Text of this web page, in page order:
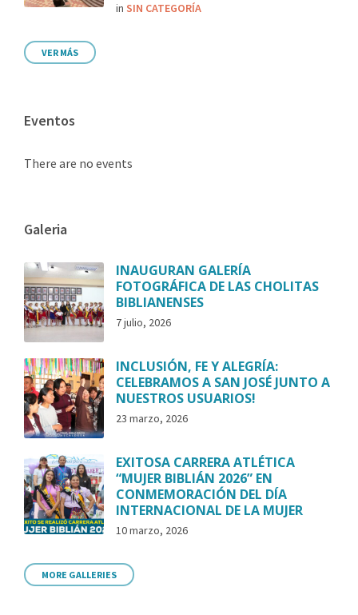
in SIN CATEGORÍA
VER MÁS
Eventos
There are no events
Galeria
INAUGURAN GALERÍA
FOTOGRÁFICA DE LAS CHOLITAS
BIBLIANENSES
7 julio, 2026
INCLUSIÓN, FE Y ALEGRÍA:
CELEBRAMOS A SAN JOSÉ JUNTO A
NUESTROS USUARIOS!
23 marzo, 2026
EXITOSA CARRERA ATLÉTICA
“MUJER BIBLIÁN 2026” EN
CONMEMORACIÓN DEL DÍA
INTERNACIONAL DE LA MUJER
10 marzo, 2026
MORE GALLERIES